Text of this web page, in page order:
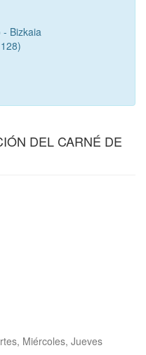
Bizkaia
DEL CARNÉ DE
Miércoles, Jueves